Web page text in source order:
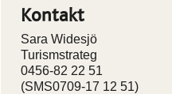
Kontakt
Sara Widesjö
Turismstrateg
0456-82 22 51
(SMS0709-17 12 51)